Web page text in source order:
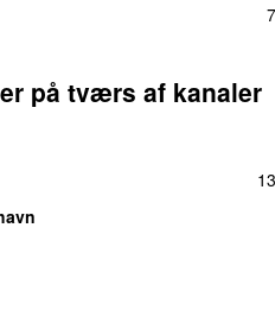
på tværs af kanaler